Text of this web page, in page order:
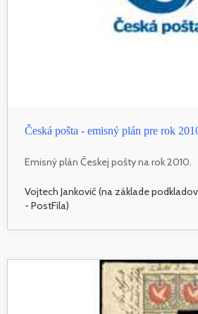
Česká pošta - emisný plán pre rok
Emisný plán Českej pošty na rok 2010.
Vojtech Jankovič (na základe
- PostFila)